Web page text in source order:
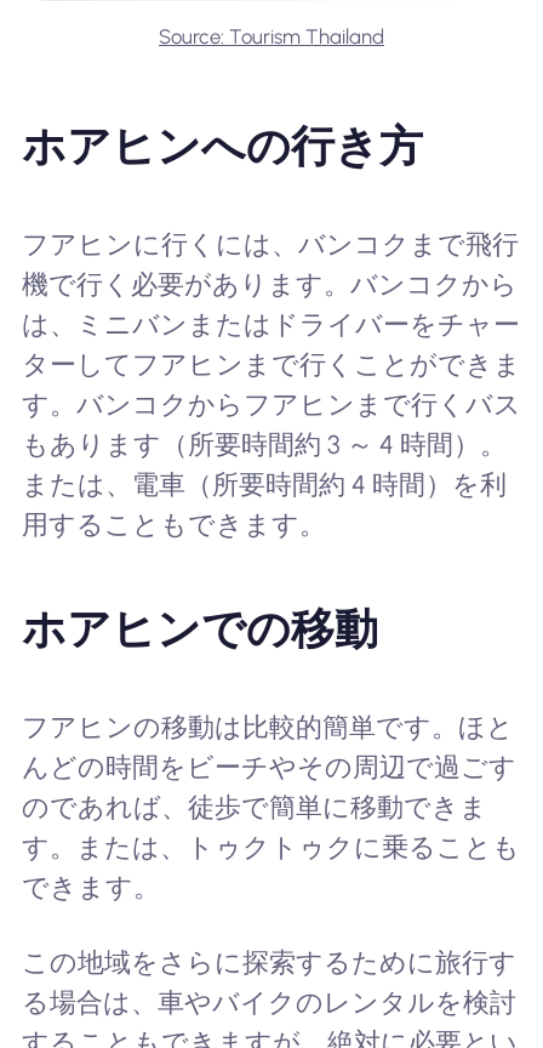
Source: Tourism Thailand
ホアヒンへの行き方
フアヒンに行くには、バンコクまで飛行
機で行く必要があります。バンコクから
は、ミニバンまたはドライバーをチャー
ターしてフアヒンまで行くことができま
す。バンコクからフアヒンまで行くバス
もあります（所要時間約 3 ～ 4 時間）。
または、電車（所要時間約 4 時間）を利
用することもできます。
ホアヒンでの移動
フアヒンの移動は比較的簡単です。ほと
んどの時間をビーチやその周辺で過ごす
のであれば、徒歩で簡単に移動できま
す。または、トゥクトゥクに乗ることも
できます。
この地域をさらに探索するために旅行す
る場合は、車やバイクのレンタルを検討